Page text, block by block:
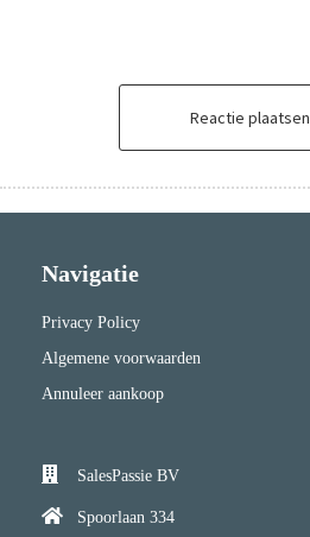
Reactie plaatsen
Navigatie
Privacy Policy
Algemene voorwaarden
Annuleer aankoop
SalesPassie BV
Spoorlaan 334